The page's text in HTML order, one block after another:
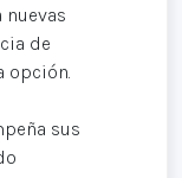
de
opción.
sus